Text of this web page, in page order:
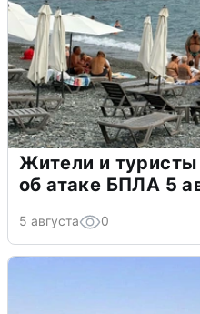
Жители и
об атаке БПЛА 5
5 августа 0